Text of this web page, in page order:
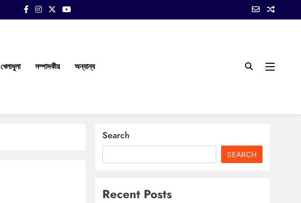
খেলাধুলা সম্পাদকীয় অন্যান্য
Search
SEARCH
Recent Posts